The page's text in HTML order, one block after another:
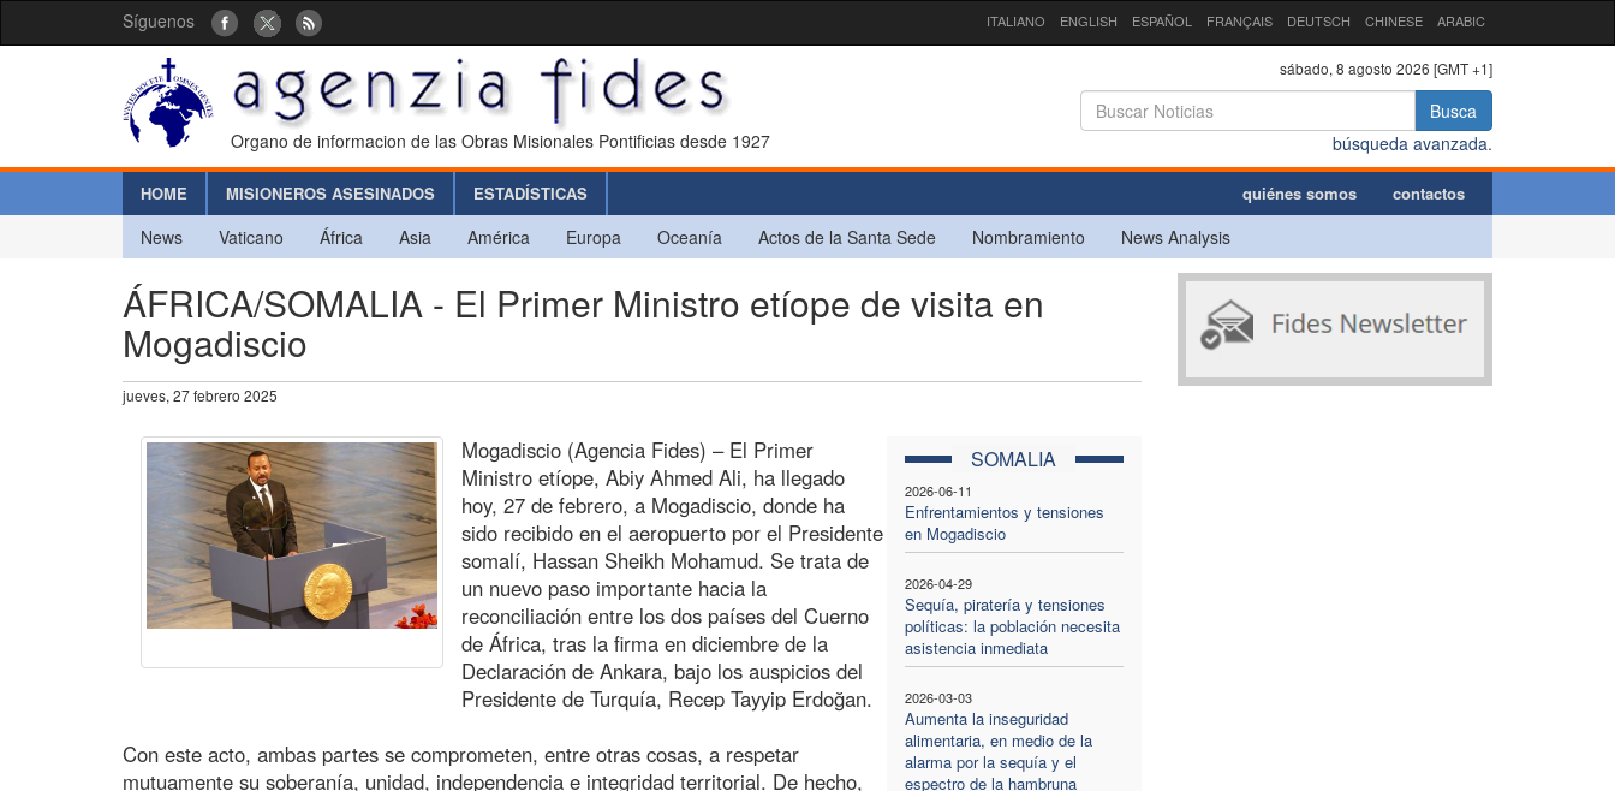
Síguenos ITALIANO ENGLISH ESPAÑOL FRANÇAIS DEUTSCH CHINESE ARABIC
Organo de informacion de las Obras Misionales Pontificias desde 1927
sábado, 8 agosto 2026 [GMT +1]
Busca
búsqueda avanzada.
HOME MISIONEROS ASESINADOS ESTADÍSTICAS quiénes somos contactos
News Vaticano África Asia América Europa Oceanía Actos de la Santa Sede Nombramiento News Analysis
ÁFRICA/SOMALIA - El Primer Ministro etíope de visita en
Mogadiscio
jueves, 27 febrero 2025
SOMALIA
2026-06-11
Enfrentamientos y tensiones
en Mogadiscio
2026-04-29
Sequía, piratería y tensiones
políticas: la población necesita
asistencia inmediata
2026-03-03
Aumenta la inseguridad
alimentaria, en medio de la
alarma por la sequía y el
espectro de la hambruna
Mogadiscio (Agencia Fides) – El Primer
Ministro etíope, Abiy Ahmed Ali, ha llegado
hoy, 27 de febrero, a Mogadiscio, donde ha
sido recibido en el aeropuerto por el Presidente
somalí, Hassan Sheikh Mohamud. Se trata de
un nuevo paso importante hacia la
reconciliación entre los dos países del Cuerno
de África, tras la firma en diciembre de la
Declaración de Ankara, bajo los auspicios del
Presidente de Turquía, Recep Tayyip Erdoğan.
Con este acto, ambas partes se comprometen, entre otras cosas, a respetar
mutuamente su soberanía, unidad, independencia e integridad territorial. De hecho,